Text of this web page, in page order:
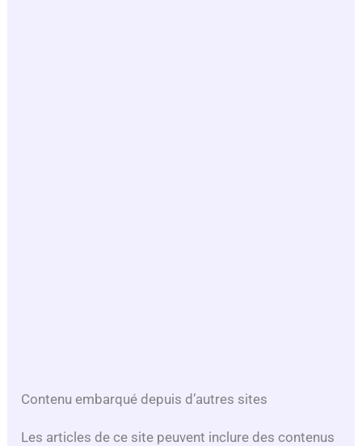
Contenu embarqué depuis d’autres sites
Les articles de ce site peuvent inclure des contenus